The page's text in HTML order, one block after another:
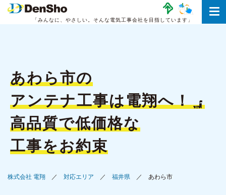
「みんなに、やさしい。 そんな電気工事会社を目指しています」
あわら市の
アンテナ工事は電翔へ！
高品質で低価格な
工事をお約束
株式会社 電翔 対応エリア 福井県 あわら市